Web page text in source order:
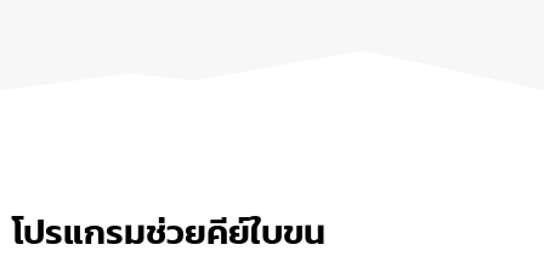
โปรแกรมช่วยคีย์ใบขน